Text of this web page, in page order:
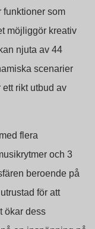
funktioner som
möjliggör kreativ
njuta av 44
scenarier
rikt utbud av
flera
och 3
beroende på
för att
ökar dess